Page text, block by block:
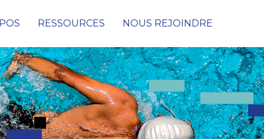
Cybersécurité
Conseil & Audit de cybersécurité
Protection des données, des infrastructures et
des réseaux
Détection & Remédiation face aux
Cyberattaques
SOC (Security Operations Center)
PRA & PCA
RESSOURCES NOUS REJOINDRE